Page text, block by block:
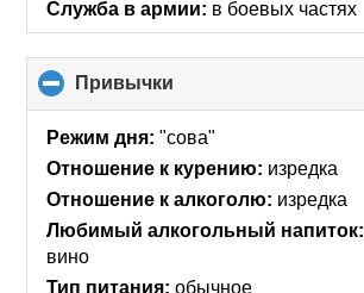
Служба в армии: в боевых частях
Привычки
to
collapse
Режим дня: "сова"
Отношение к курению: изредка
Отношение к алкоголю: изредка
Любимый алкогольный напиток:
вино
Тип питания: обычное